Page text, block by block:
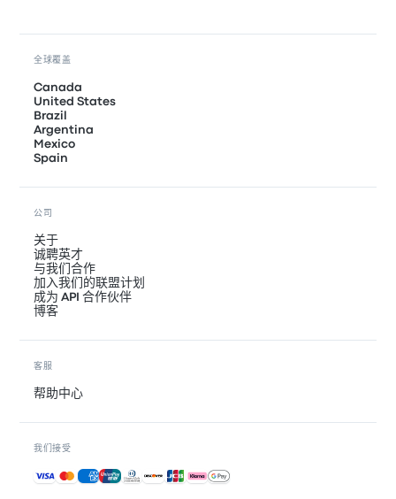
全球覆盖
Canada
United States
Brazil
Argentina
Mexico
Spain
公司
关于
诚聘英才
与我们合作
加入我们的联盟计划
成为 API 合作伙伴
博客
客服
帮助中心
我们接受
接受的付款方式